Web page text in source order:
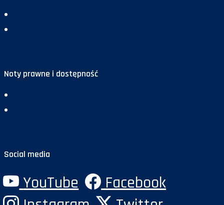
Noty prawne i dostępność
Social media
YouTube
Facebook